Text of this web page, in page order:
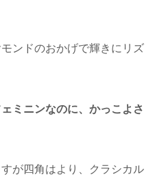
ンドのおかげで輝きにリズ
ミニンなのに、かっこよさ
が四角はより、クラシカル